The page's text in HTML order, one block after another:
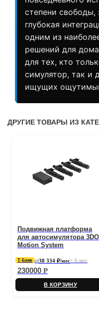
степени
глубокая
одним из
решений для
для тех, кто
симулятор, так и
ищущих
ДРУГИЕ ТОВАРЫ ИЗ
Подвижная платформа
для автосимулятора
Motion System
Т‑Банк от38 334 ₽/мес× 6 мес
230000 Р
В КОРЗИНУ